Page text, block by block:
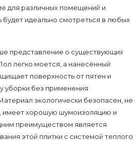
для различных помещений и
идеально смотреться в любых
представление о существующих
легко моется, а нанесённый
поверхность от пятен и
уборки без применения
экологически безопасен, не
имеет хорошую шумоизоляцию и
преимуществом является
этой плитки с системой теплого